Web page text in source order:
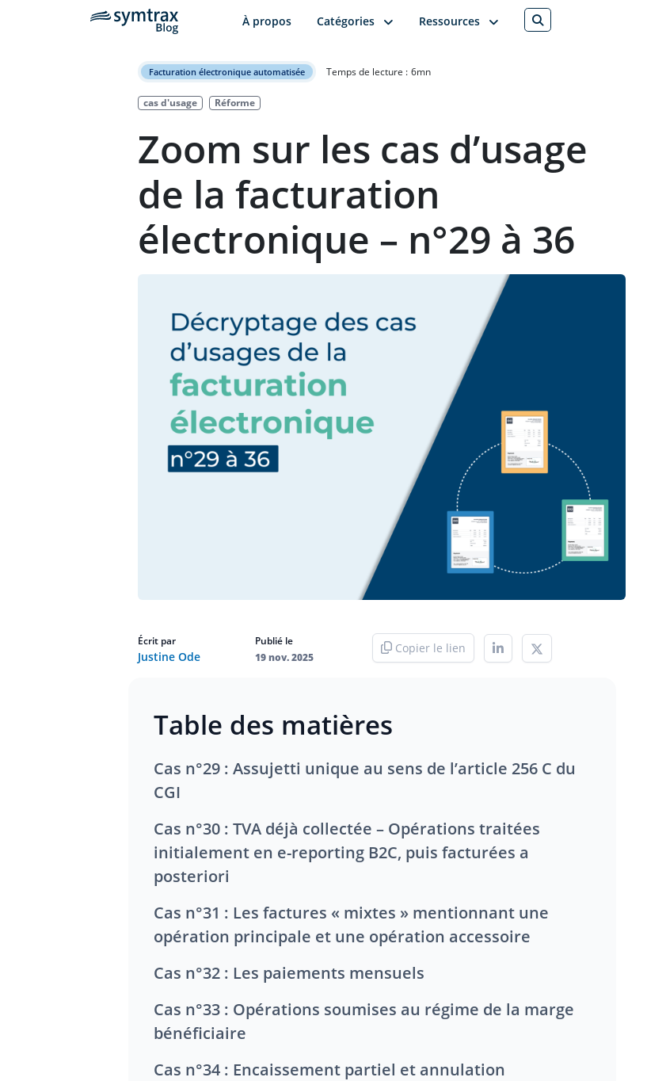
À propos Catégories Ressources
Facturation électronique automatisée Temps de lecture : 6mn
cas d'usage Réforme
Zoom sur les cas d’usage
de la facturation
électronique – n°29 à 36
Écrit par
Justine Ode
Publié le
19 nov. 2025
Copier le lien
Table des matières
Cas n°29 : Assujetti unique au sens de l’article 256 C du
CGI
Cas n°30 : TVA déjà collectée – Opérations traitées
initialement en e-reporting B2C, puis facturées a
posteriori
Cas n°31 : Les factures « mixtes » mentionnant une
opération principale et une opération accessoire
Cas n°32 : Les paiements mensuels
Cas n°33 : Opérations soumises au régime de la marge
bénéficiaire
Cas n°34 : Encaissement partiel et annulation